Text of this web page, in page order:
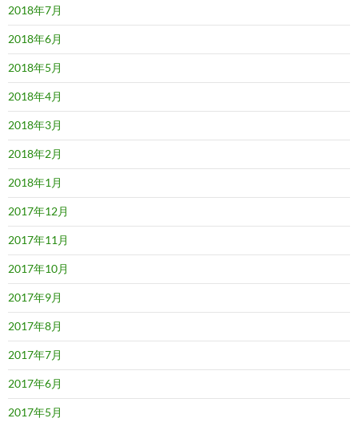
2018年7月
2018年6月
2018年5月
2018年4月
2018年3月
2018年2月
2018年1月
2017年12月
2017年11月
2017年10月
2017年9月
2017年8月
2017年7月
2017年6月
2017年5月